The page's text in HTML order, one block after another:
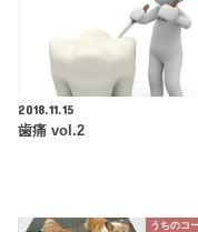
2018.11.15
歯痛 vol.2
うちのコ